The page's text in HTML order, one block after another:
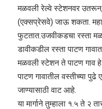
मळवली रेल्वे स्टेशनवर उतरून,
(एक्सप्रेसवे) जाऊ शकता.
फुटतात.उजवीकडचा रस्ता
डावीकडील रस्ता पाटण
मळवली स्टेशन ते पाटण गाव
पाटण गावातील वस्तीच्या
जाण्यासाठी वाट आहे.
या मार्गाने तुम्हाला १.५ ते २